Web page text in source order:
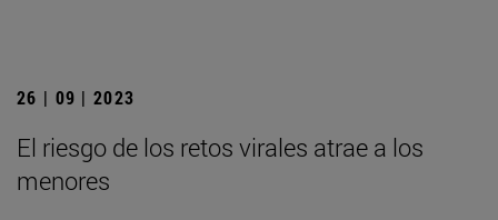
26 | 09 | 2023
El riesgo de los retos virales atrae a los
menores